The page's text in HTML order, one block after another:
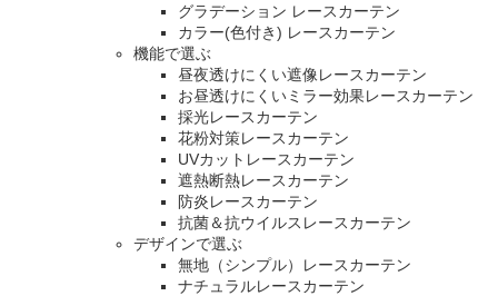
グラデーション レースカーテン
カラー(色付き) レースカーテン
機能で選ぶ
昼夜透けにくい遮像レースカーテン
お昼透けにくいミラー効果レースカーテン
採光レースカーテン
花粉対策レースカーテン
UVカットレースカーテン
遮熱断熱レースカーテン
防炎レースカーテン
抗菌＆抗ウイルスレースカーテン
デザインで選ぶ
無地（シンプル）レースカーテン
ナチュラルレースカーテン